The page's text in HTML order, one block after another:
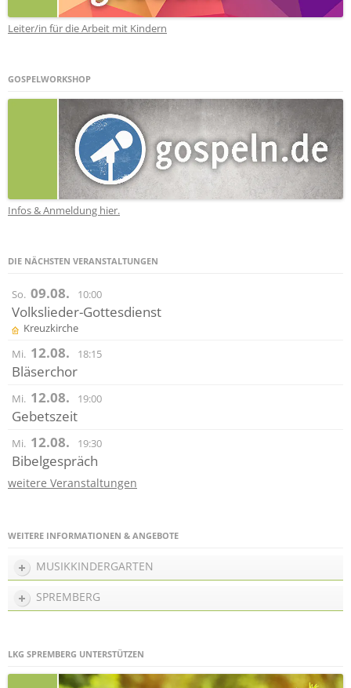
Leiter/in für die Arbeit mit Kindern
GOSPELWORKSHOP
Infos & Anmeldung hier.
DIE NÄCHSTEN VERANSTALTUNGEN
So. 09.08. 10:00
Volkslieder-Gottesdienst
Kreuzkirche
Mi. 12.08. 18:15
Bläserchor
Mi. 12.08. 19:00
Gebetszeit
Mi. 12.08. 19:30
Bibelgespräch
weitere Veranstaltungen
WEITERE INFORMATIONEN & ANGEBOTE
MUSIKKINDERGARTEN
SPREMBERG
LKG SPREMBERG UNTERSTÜTZEN